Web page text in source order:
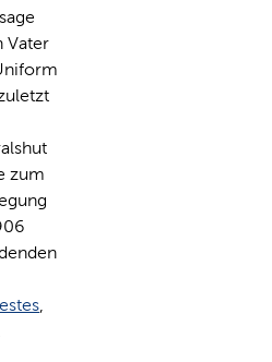
Vater
zum